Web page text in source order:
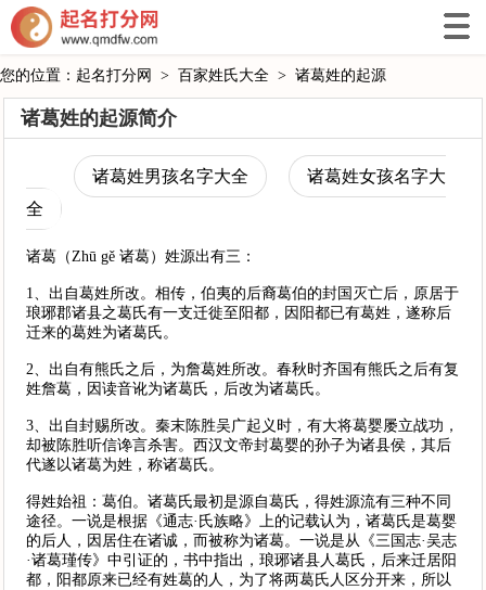
您的位置： 起名打分网 > 百家姓氏大全 > 诸葛姓的起源
诸葛姓的起源简介
诸葛姓男孩名字大全
诸葛姓女孩名字大
全
诸葛（Zhū gě 诸葛）姓源出有三：
1、出自葛姓所改。相传，伯夷的后裔葛伯的封国灭亡后，原居于
琅琊郡诸县之葛氏有一支迁徙至阳都，因阳都已有葛姓，遂称后
迁来的葛姓为诸葛氏。
2、出自有熊氏之后，为詹葛姓所改。春秋时齐国有熊氏之后有复
姓詹葛，因读音讹为诸葛氏，后改为诸葛氏。
3、出自封赐所改。秦末陈胜吴广起义时，有大将葛婴屡立战功，
却被陈胜听信谗言杀害。西汉文帝封葛婴的孙子为诸县侯，其后
代遂以诸葛为姓，称诸葛氏。
得姓始祖：葛伯。诸葛氏最初是源自葛氏，得姓源流有三种不同
途径。一说是根据《通志·氏族略》上的记载认为，诸葛氏是葛婴
的后人，因居住在诸诚，而被称为诸葛。一说是从《三国志·吴志
·诸葛瑾传》中引证的，书中指出，琅琊诸县人葛氏，后来迁居阳
都，阳都原来已经有姓葛的人，为了将两葛氏人区分开来，所以